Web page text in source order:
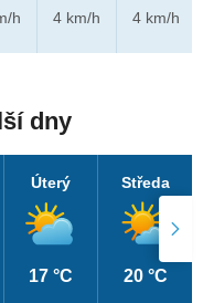
h
4 km/h
4 km/h
dny
Úterý
17 °C
Středa
20 °C